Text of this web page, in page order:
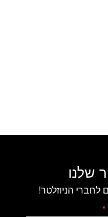
שלנו
לחברי הניוזלטר!
*